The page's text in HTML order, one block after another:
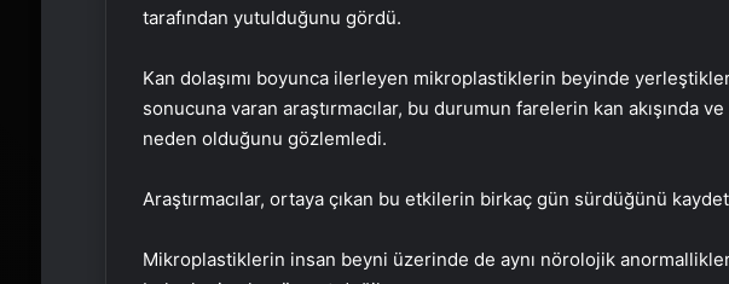
tarafından yutulduğunu gördü.
Kan dolaşımı boyunca ilerleyen mikroplastiklerin beyinde yerleştikleri
sonucuna varan araştırmacılar, bu durumun farelerin kan akışında
neden olduğunu gözlemledi.
Araştırmacılar, ortaya çıkan bu etkilerin birkaç gün sürdüğünü
Mikroplastiklerin insan beyni üzerinde de aynı nörolojik